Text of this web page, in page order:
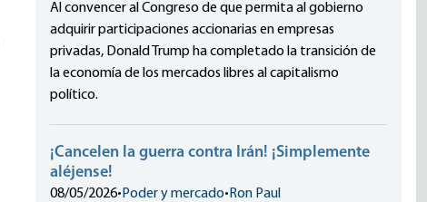
Al convencer al Congreso de que permita al gobierno
adquirir participaciones accionarias en empresas
privadas, Donald Trump ha completado la transición de
la economía de los mercados libres al capitalismo
político.
¡Cancelen la guerra contra Irán! ¡Simplemente
aléjense!
08/05/2026• Poder y mercado• Ron Paul